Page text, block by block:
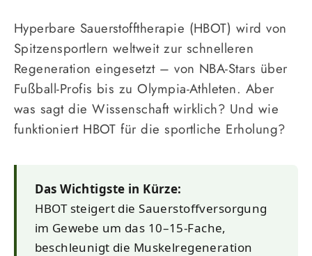
Hyperbare Sauerstofftherapie (HBOT) wird von
Spitzensportlern weltweit zur schnelleren
Regeneration eingesetzt – von NBA-Stars über
Fußball-Profis bis zu Olympia-Athleten. Aber
was sagt die Wissenschaft wirklich? Und wie
funktioniert HBOT für die sportliche Erholung?
Das Wichtigste in Kürze:
HBOT steigert die Sauerstoffversorgung
im Gewebe um das 10–15-Fache,
beschleunigt die Muskelregeneration